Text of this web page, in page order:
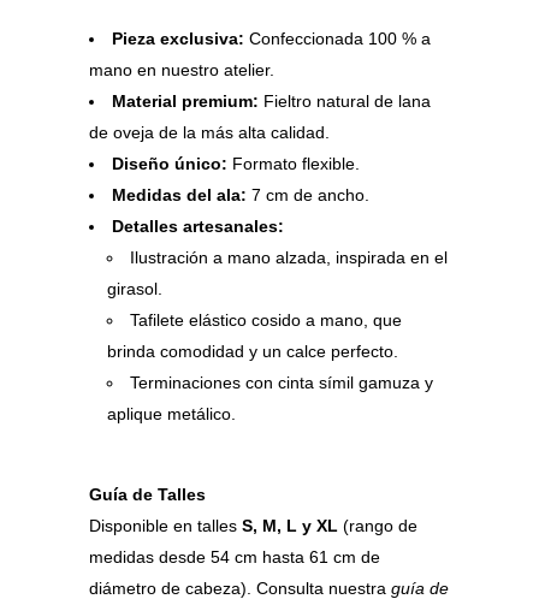
Pieza exclusiva: Confeccionada 100 % a
mano en nuestro atelier.
Material premium: Fieltro natural de lana
de oveja de la más alta calidad.
Diseño único: Formato flexible.
Medidas del ala: 7 cm de ancho.
Detalles artesanales:
Ilustración a mano alzada, inspirada en el
girasol.
Tafilete elástico cosido a mano, que
brinda comodidad y un calce perfecto.
Terminaciones con cinta símil gamuza y
aplique metálico.
Guía de Talles
Disponible en talles S, M, L y XL (rango de
medidas desde 54 cm hasta 61 cm de
diámetro de cabeza). Consulta nuestra guía de